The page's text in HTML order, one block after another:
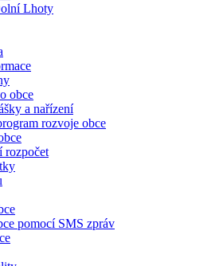
Lhoty
obce
a nařízení
rozvoje obce
rozpočet
pomocí SMS zpráv